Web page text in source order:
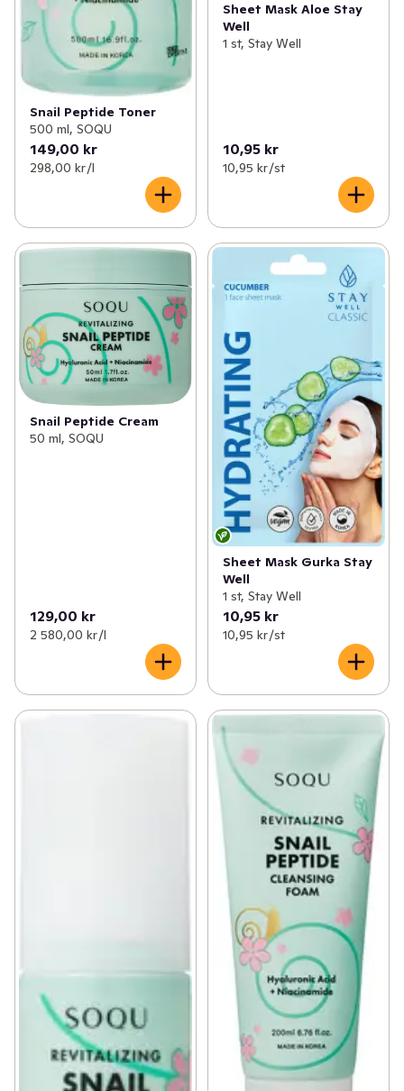
Snail Peptide Toner
500 ml, SOQU
149,00 kr
298,00 kr /l
Sheet Mask Aloe Stay
Well
1 st, Stay Well
10,95 kr
10,95 kr /st
Snail Peptide Cream
50 ml, SOQU
129,00 kr
2 580,00 kr /l
Sheet Mask Gurka Stay
Well
1 st, Stay Well
10,95 kr
10,95 kr /st